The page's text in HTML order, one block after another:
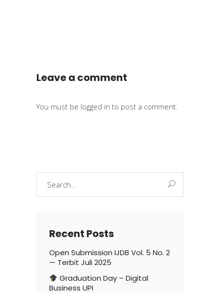
Leave a comment
You must be logged in to post a comment.
Recent Posts
Open Submission IJDB Vol. 5 No. 2
— Terbit Juli 2025
Graduation Day – Digital
Business UPI